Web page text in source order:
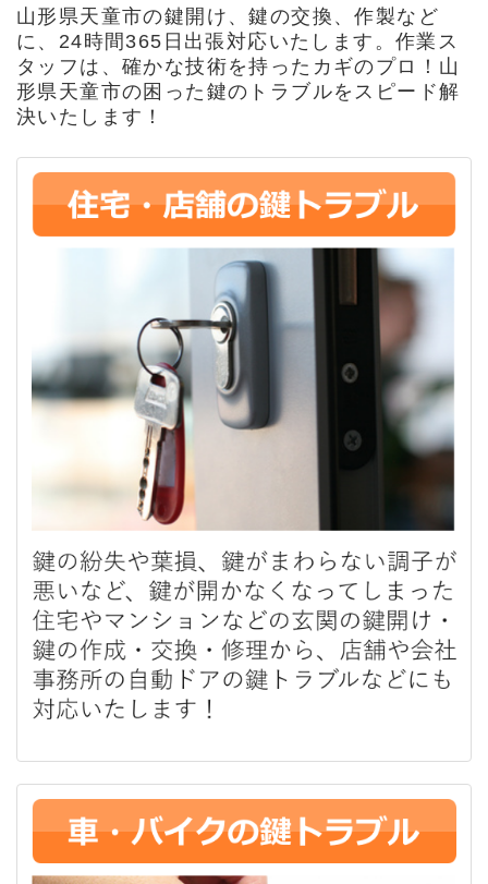
山形県天童市の鍵開け、鍵の交換、作製など
に、24時間365日出張対応いたします。作業ス
タッフは、確かな技術を持ったカギのプロ！山
形県天童市の困った鍵のトラブルをスピード解
決いたします！